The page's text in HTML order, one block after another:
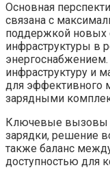
Основная
связана с
поддержкой новых
инфраструктуры в
инфраструктуру и
для эффективного
зарядными
Ключевые вызовы
зарядки, решение
также баланс
доступностью для